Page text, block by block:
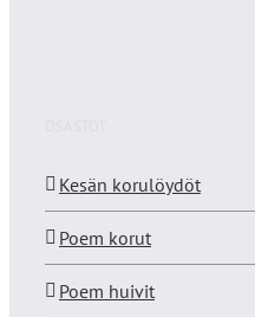
Kesän korulöydöt
Poem korut
Poem huivit